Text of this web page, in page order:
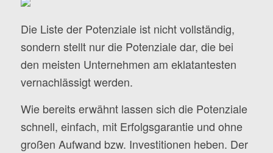
Die Liste der Potenziale ist nicht vollständig,
sondern stellt nur die Potenziale dar, die bei
den meisten Unternehmen am eklatantesten
vernachlässigt werden.
Wie bereits erwähnt lassen sich die Potenziale
schnell, einfach, mit Erfolgsgarantie und ohne
großen Aufwand bzw. Investitionen heben. Der